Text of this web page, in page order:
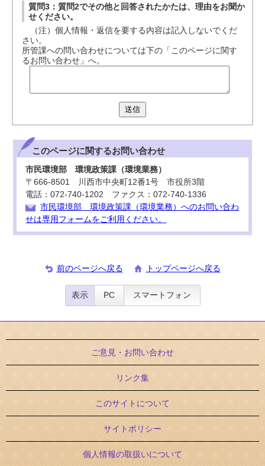
質問3：質問2でその他と回答されたかたは、理由をお聞か
せください。
（注）個人情報・返信を要する内容は記入しないでくだ
さい。
所管課への問い合わせについては下の「このページに関す
るお問い合わせ」へ。
送信
このページに関するお問い合わせ
市民環境部 環境政策課（環境業務）
〒666-8501 川西市中央町12番1号 市役所3階
電話：072-740-1202 ファクス：072-740-1336
市民環境部 環境政策課（環境業務）へのお問い合わ
せは専用フォームをご利用ください。
前のページへ戻る トップページへ戻る
表示 PC スマートフォン
ご意見・お問い合わせ
リンク集
このサイトについて
サイトポリシー
個人情報の取扱いについて